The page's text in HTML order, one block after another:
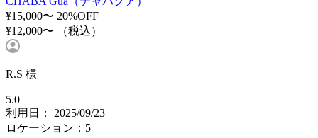
¥15,000〜 20%OFF
¥12,000〜
（税込）
R.S 様
5.0
利用日： 2025/09/23
ロケーション：5